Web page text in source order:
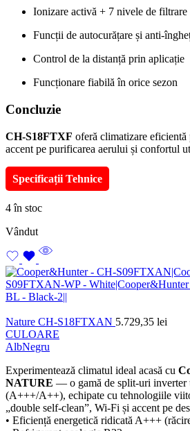
Ionizare activă + 7 nivele de filtrare
Funcții de autocurățare și anti-
Control de la distanță prin aplicație
Funcționare fiabilă în orice sezon
Concluzie
CH-S18FTXF oferă climatizare eficientă
accent pe purificarea aerului și confortul
Specificații Tehnice
4 în stoc
Vândut
Nature CH-S18FTXAN 5.729,35 lei
CULOARE
AlbNegru
Experimentează climatul ideal acasă cu
NATURE — o gamă de split-uri inverter
(A+++/A++), echipate cu tehnologiile
„double self-clean”, Wi-Fi și accent pe
• Eficiență energetică ridicată A+++